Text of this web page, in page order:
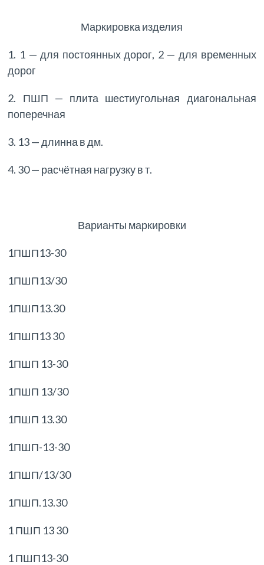
Маркировка изделия
1. 1 — для постоянных дорог, 2 — для временных
дорог
2. ПШП — плита шестиугольная диагональная
поперечная
3. 13 — длинна в дм.
4. 30 — расчётная нагрузку в т.
Варианты маркировки
1ПШП13-30
1ПШП13/30
1ПШП13.30
1ПШП13 30
1ПШП 13-30
1ПШП 13/30
1ПШП 13.30
1ПШП-13-30
1ПШП/13/30
1ПШП.13.30
1 ПШП 13 30
1 ПШП13-30